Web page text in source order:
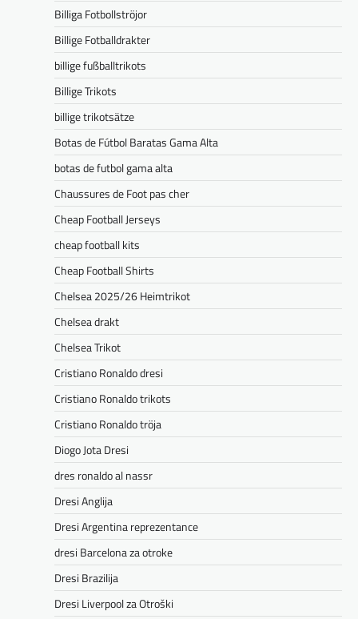
Billiga Fotbollströjor
Billige Fotballdrakter
billige fußballtrikots
Billige Trikots
billige trikotsätze
Botas de Fútbol Baratas Gama Alta
botas de futbol gama alta
Chaussures de Foot pas cher
Cheap Football Jerseys
cheap football kits
Cheap Football Shirts
Chelsea 2025/26 Heimtrikot
Chelsea drakt
Chelsea Trikot
Cristiano Ronaldo dresi
Cristiano Ronaldo trikots
Cristiano Ronaldo tröja
Diogo Jota Dresi
dres ronaldo al nassr
Dresi Anglija
Dresi Argentina reprezentance
dresi Barcelona za otroke
Dresi Brazilija
Dresi Liverpool za Otroški